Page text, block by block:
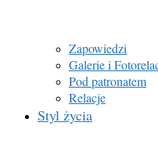
Zapowiedzi
Galerie i
Pod patronatem
Relacje
Styl życia